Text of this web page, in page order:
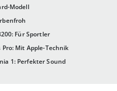
Modell
Für Sportler
Mit Apple-Technik
1: Perfekter Sound